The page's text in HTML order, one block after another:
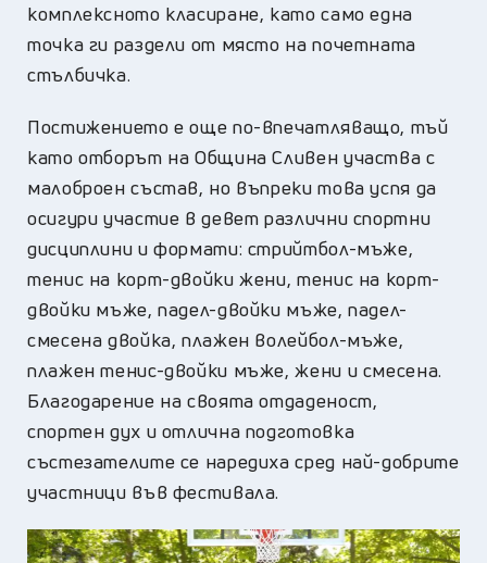
комплексното класиране, като само една
точка ги раздели от място на почетната
стълбичка.
Постижението е още по-впечатляващо, тъй
като отборът на Община Сливен участва с
малоброен състав, но въпреки това успя да
осигури участие в девет различни спортни
дисциплини и формати: стрийтбол-мъже,
тенис на корт-двойки жени, тенис на корт-
двойки мъже, падел-двойки мъже, падел-
смесена двойка, плажен волейбол-мъже,
плажен тенис-двойки мъже, жени и смесена.
Благодарение на своята отдаденост,
спортен дух и отлична подготовка
състезателите се наредиха сред най-добрите
участници във фестивала.